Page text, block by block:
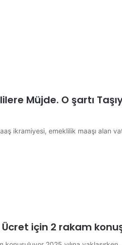
Müjde. O şartı
ikramiyesi, emeklilik maaşı alan
için 2 rakam